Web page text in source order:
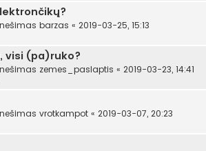
barzas « 2019-03-25, 15:13
visi (pa)ruko?
zemes_paslaptis « 2019-03-23, 14:41
vrotkampot « 2019-03-07, 20:23